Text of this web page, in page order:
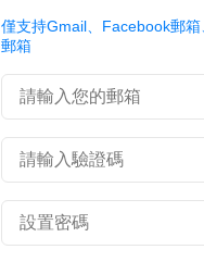
僅支持Gmail、Facebook郵
郵箱